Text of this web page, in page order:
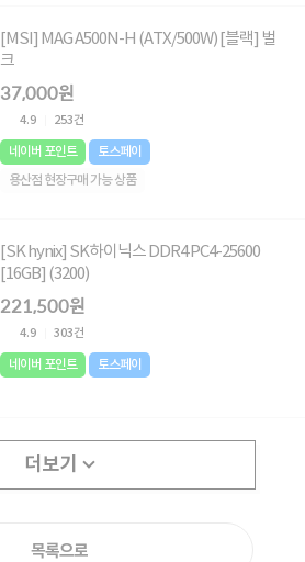
[MSI] MAG A500N-H (ATX/500W) [블랙] 벌
크
37,000원
4.9 253건
네이버 포인트
토스페이
용산점 현장구매 가능 상품
[SK hynix] SK하이닉스 DDR4 PC4-25600
[16GB] (3200)
221,500원
4.9 303건
네이버 포인트 토스페이
더보기
목록으로